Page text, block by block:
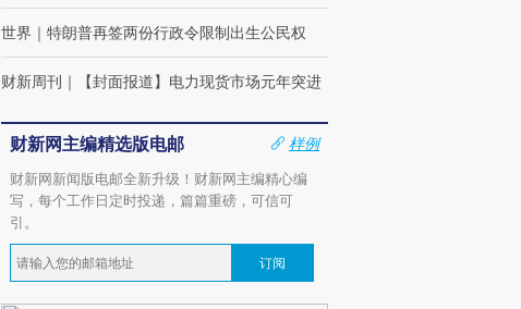
世界 ｜ 特朗普再签两份行政令限制出生公民权
财新周刊 ｜ 【封面报道】电力现货市场元年突进
财新网主编精选版电邮
样例
财新网新闻版电邮全新升级！财新网主编精心编
写，每个工作日定时投递，篇篇重磅，可信可
引。
订阅